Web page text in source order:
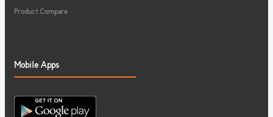
Product Compare
Mobile Apps